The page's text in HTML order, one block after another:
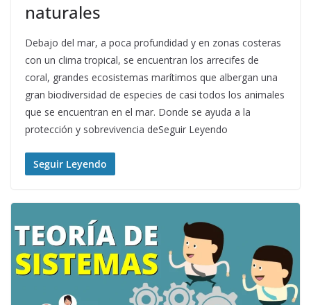
naturales
Debajo del mar, a poca profundidad y en zonas costeras
con un clima tropical, se encuentran los arrecifes de
coral, grandes ecosistemas marítimos que albergan una
gran biodiversidad de especies de casi todos los animales
que se encuentran en el mar. Donde se ayuda a la
protección y sobrevivencia deSeguir Leyendo
Seguir Leyendo